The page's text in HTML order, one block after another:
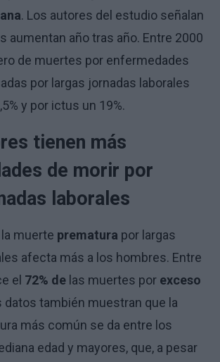
. Los autores del estudio señalan
aumentan año tras año. Entre 2000
de muertes por enfermedades
por largas jornadas laborales
y por ictus un 19%.
tienen más
de morir por
laborales
muerte prematura por largas
afecta más a los hombres. Entre
el 72% de las muertes por exceso
datos también muestran que la
más común se da entre los
edad y mayores, que, a pesar